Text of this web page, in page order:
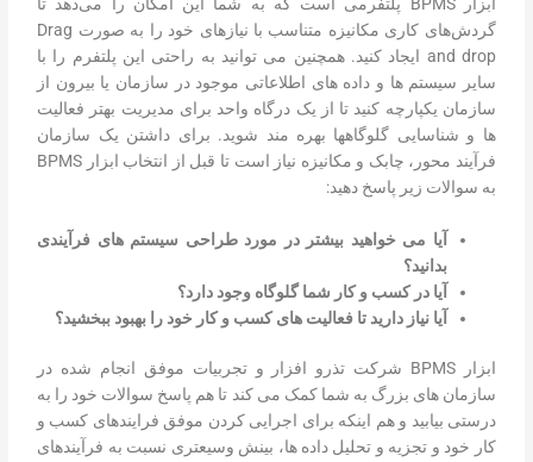
گردش‌های کاری مکانیزه متناسب با نیازهای خود را به صورت Drag
and drop ایجاد کنید. همچنین می توانید به راحتی این پلتفرم را با
سایر سیستم ها و داده های اطلاعاتی موجود در سازمان یا بیرون از
سازمان یکپارچه کنید تا از یک درگاه واحد برای مدیریت بهتر فعالیت
ها و شناسایی گلوگاه­ها بهره مند شوید. برای داشتن یک سازمان
فرآیند محور، چابک و مکانیزه نیاز است تا قبل از انتخاب ابزار BPMS
به سوالات زیر پاسخ دهید:
آیا می خواهید بیشتر در مورد طراحی سیستم های فرآیندی
بدانید؟
آیا در کسب و کار شما گلوگاه وجود دارد؟
آیا نیاز دارید تا فعالیت های کسب و کار خود را بهبود ببخشید؟
ابزار BPMS شرکت تذرو افزار و تجربیات موفق انجام شده در
سازمان های بزرگ به شما کمک می کند تا هم پاسخ سوالات خود را به
درستی بیابید و هم اینکه برای اجرایی کردن موفق فرایندهای کسب و
کار خود و تجزیه و تحلیل داده ها، بینش وسیع­تری نسبت به فرآیندهای